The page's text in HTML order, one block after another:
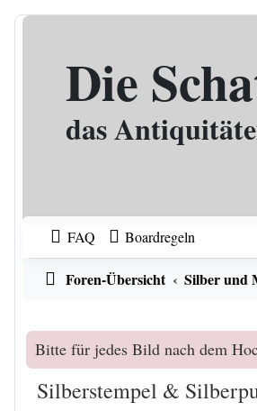
Zum Inhalt
Die
das
FAQ Boardregeln
Foren-Übersicht Silber und
Bitte für jedes Bild nach dem
Silberstempel &